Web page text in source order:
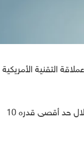
التقنية الأمريكية
ذاتها التي تحدث فيها عن موعد إطلاق نظارة الواقع المعزز، قال المحلل إنه خلال حد أقصى قدره 10